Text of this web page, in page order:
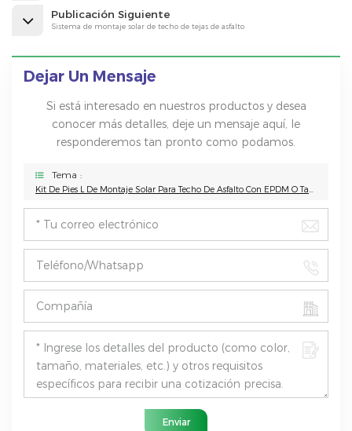
Publicación Siguiente
Sistema de montaje solar de techo de tejas de asfalto
Dejar Un Mensaje
Si está interesado en nuestros productos y desea
conocer más detalles, deje un mensaje aquí, le
responderemos tan pronto como podamos.
Tema :
Kit De Pies L De Montaje Solar Para Techo De Asfalto Con EPDM O Tapajuntas
Enviar